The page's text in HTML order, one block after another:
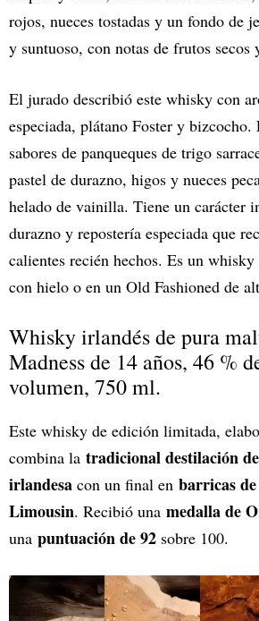
rojos, nueces tostadas y un fondo de
y suntuoso, con notas de frutos secos
El jurado describió este whisky con
especiada, plátano Foster y bizcocho.
sabores de panqueques de trigo
pastel de durazno, higos y nueces
helado de vainilla. Tiene un carácter
durazno y repostería especiada que
calientes recién hechos. Es un
con hielo o en un Old Fashioned de
Whisky irlandés de pura
Madness de 14 años, 46 %
volumen, 750 ml.
Este whisky de edición limitada,
combina la tradicional destilación
irlandesa con un final en barricas
Limousin. Recibió una medalla de
una puntuación de 92 sobre 100.